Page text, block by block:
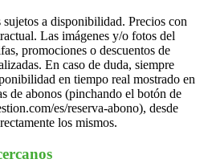
a disponibilidad. Precios con
Las imágenes y/o fotos del
promociones o descuentos de
En caso de duda, siempre
en tiempo real mostrado en
de abonos (pinchando el botón de
es/reserva-abono), desde
los mismos.